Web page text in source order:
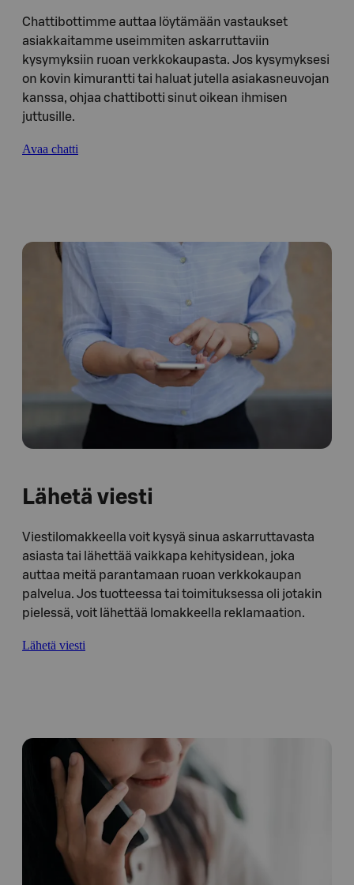
Chattibottimme auttaa löytämään vastaukset
asiakkaitamme useimmiten askarruttaviin
kysymyksiin ruoan verkkokaupasta. Jos kysymyksesi
on kovin kimurantti tai haluat jutella asiakasneuvojan
kanssa, ohjaa chattibotti sinut oikean ihmisen
juttusille.
Avaa chatti
Lähetä viesti
Viestilomakkeella voit kysyä sinua askarruttavasta
asiasta tai lähettää vaikkapa kehitysidean, joka
auttaa meitä parantamaan ruoan verkkokaupan
palvelua. Jos tuotteessa tai toimituksessa oli jotakin
pielessä, voit lähettää lomakkeella reklamaation.
Lähetä viesti